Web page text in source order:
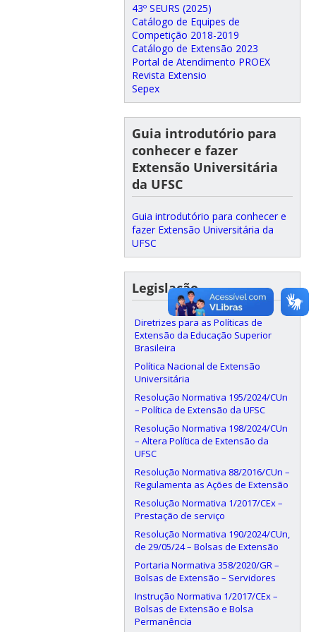
43º SEURS (2025)
Catálogo de Equipes de
Competição 2018-2019
Catálogo de Extensão 2023
Portal de Atendimento PROEX
Revista Extensio
Sepex
Guia introdutório para
conhecer e fazer
Extensão Universitária
da UFSC
Guia introdutório para conhecer e
fazer Extensão Universitária da
UFSC
Legislação
Diretrizes para as Políticas de
Extensão da Educação Superior
Brasileira
Política Nacional de Extensão
Universitária
Resolução Normativa 195/2024/CUn
– Política de Extensão da UFSC
Resolução Normativa 198/2024/CUn
– Altera Política de Extensão da
UFSC
Resolução Normativa 88/2016/CUn –
Regulamenta as Ações de Extensão
Resolução Normativa 1/2017/CEx –
Prestação de serviço
Resolução Normativa 190/2024/CUn,
de 29/05/24 – Bolsas de Extensão
Portaria Normativa 358/2020/GR –
Bolsas de Extensão – Servidores
Instrução Normativa 1/2017/CEx –
Bolsas de Extensão e Bolsa
Permanência